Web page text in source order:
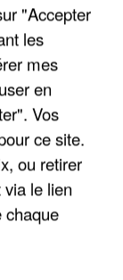
DES
"Accepter
les
mes
en
Vos
ce site.
ou retirer
le lien
chaque